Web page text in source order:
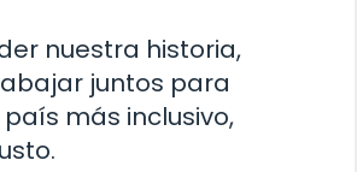
nuestra historia,
juntos para
más inclusivo,